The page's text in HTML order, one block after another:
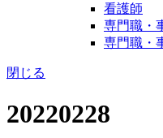
看護師
専門職・
専門職・
閉じる
20220228